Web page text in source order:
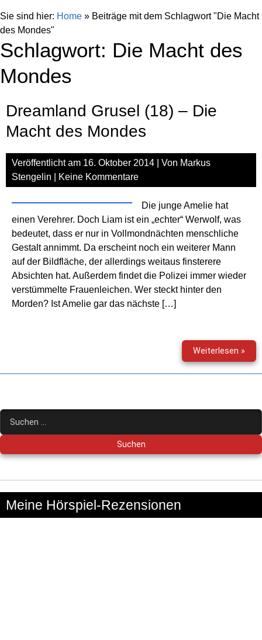
Sie sind hier: Home » Beiträge mit dem Schlagwort "Die Macht
des Mondes"
Schlagwort: Die Macht des
Mondes
Dreamland Grusel (18) – Die
Macht des Mondes
Veröffentlicht am 16. Oktober 2014 | Von Markus
Stengelin
Keine Kommentare
Die junge Amelie hat
einen Verehrer. Doch Liam ist ein „echter“ Werwolf, was
bedeutet, dass er nur in Vollmondnächten menschliche
Gestalt annimmt. Da erscheint noch ein weiterer Mann
auf der Bildfläche, der allerdings weitaus finsterere
Absichten hat. Außerdem findet die Polizei immer wieder
verstümmelte Frauenleichen. Wer steckt hinter den
Morden? Ist Amelie gar das nächste […]
Weiterlesen »
(18)
Suchen
nach:
Meine Hörspiel-Rezensionen